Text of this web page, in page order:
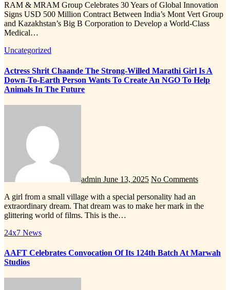
RAM & MRAM Group Celebrates 30 Years of Global Innovation
Signs USD 500 Million Contract Between India’s Mont Vert Group
and Kazakhstan’s Big B Corporation to Develop a World-Class
Medical…
Uncategorized
Actress Shrit Chaande The Strong-Willed Marathi Girl Is A
Down-To-Earth Person Wants To Create An NGO To Help
Animals In The Future
admin June 13, 2025 No Comments
A girl from a small village with a special personality had an
extraordinary dream. That dream was to make her mark in the
glittering world of films. This is the…
24x7 News
AAFT Celebrates Convocation Of Its 124th Batch At Marwah
Studios